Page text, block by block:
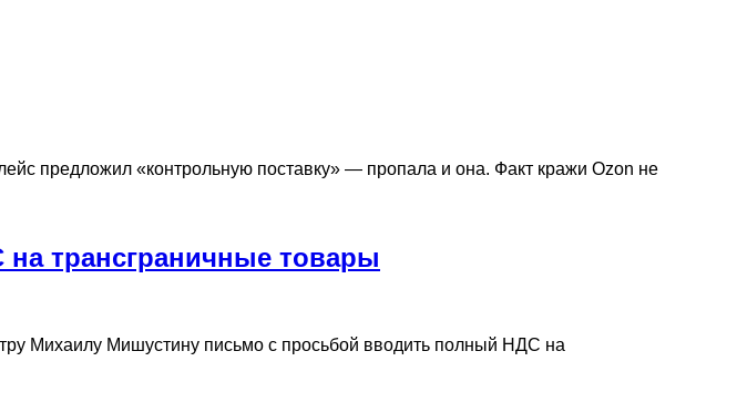
предложил «контрольную поставку» — пропала и она. Факт кражи Ozon не
трансграничные товары
Михаилу Мишустину письмо с просьбой вводить полный НДС на